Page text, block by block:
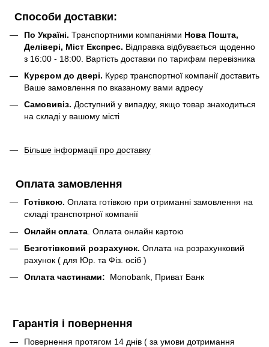
Способи доставки:
По Україні. Транспортними компаніями Нова Пошта,
Делівері, Міст Експрес. Відправка відбувається щоденно
з 16:00 - 18:00. Вартість доставки по тарифам перевізника
Курєром до двері. Курєр транспортної компанії доставить
Ваше замовлення по вказаному вами адресу
Самовивіз. Доступний у випадку, якщо товар знаходиться
на складі у вашому місті
Більше інформації про доставку
Оплата замовлення
Готівкою. Оплата готівкою при отриманні замовлення на
складі транспотрної компанії
Онлайн оплата . Оплата онлайн картою
Безготівковий розрахунок. Оплата на розрахунковий
рахунок ( для Юр. та Фіз. осіб )
Оплата частинами: Monobank, Приват Банк
Гарантія і повернення
Повернення протягом 14 днів ( за умови дотримання